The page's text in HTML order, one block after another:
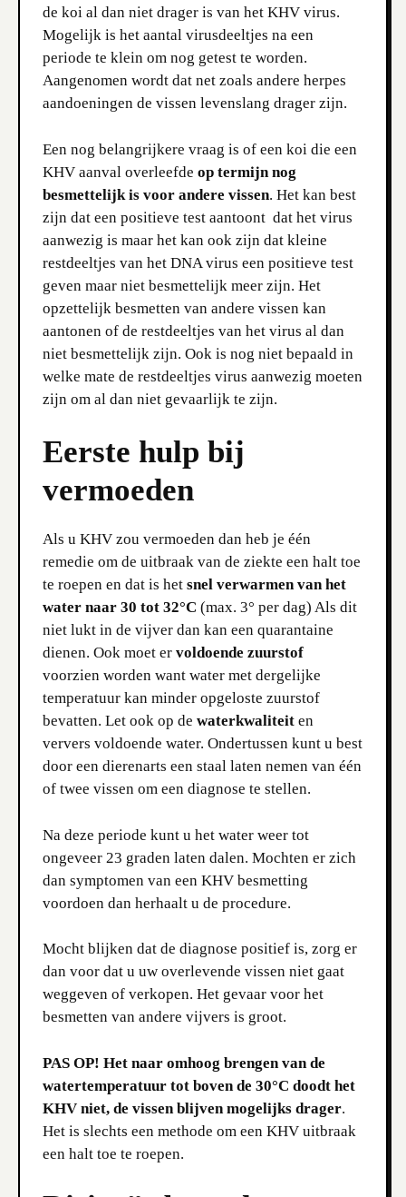
de koi al dan niet drager is van het KHV virus.
Mogelijk is het aantal virusdeeltjes na een
periode te klein om nog getest te worden.
Aangenomen wordt dat net zoals andere herpes
aandoeningen de vissen levenslang drager zijn.
Een nog belangrijkere vraag is of een koi die een
KHV aanval overleefde op termijn nog
besmettelijk is voor andere vissen. Het kan best
zijn dat een positieve test aantoont dat het virus
aanwezig is maar het kan ook zijn dat kleine
restdeeltjes van het DNA virus een positieve test
geven maar niet besmettelijk meer zijn. Het
opzettelijk besmetten van andere vissen kan
aantonen of de restdeeltjes van het virus al dan
niet besmettelijk zijn. Ook is nog niet bepaald in
welke mate de restdeeltjes virus aanwezig moeten
zijn om al dan niet gevaarlijk te zijn.
Eerste hulp bij
vermoeden
Als u KHV zou vermoeden dan heb je één
remedie om de uitbraak van de ziekte een halt toe
te roepen en dat is het snel verwarmen van het
water naar 30 tot 32°C (max. 3° per dag) Als dit
niet lukt in de vijver dan kan een quarantaine
dienen. Ook moet er voldoende zuurstof
voorzien worden want water met dergelijke
temperatuur kan minder opgeloste zuurstof
bevatten. Let ook op de waterkwaliteit en
ververs voldoende water. Ondertussen kunt u best
door een dierenarts een staal laten nemen van één
of twee vissen om een diagnose te stellen.
Na deze periode kunt u het water weer tot
ongeveer 23 graden laten dalen. Mochten er zich
dan symptomen van een KHV besmetting
voordoen dan herhaalt u de procedure.
Mocht blijken dat de diagnose positief is, zorg er
dan voor dat u uw overlevende vissen niet gaat
weggeven of verkopen. Het gevaar voor het
besmetten van andere vijvers is groot.
PAS OP! Het naar omhoog brengen van de
watertemperatuur tot boven de 30°C doodt het
KHV niet, de vissen blijven mogelijks drager.
Het is slechts een methode om een KHV uitbraak
een halt toe te roepen.